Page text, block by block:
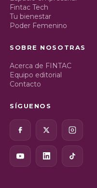
Fintac Tech
Tu bienestar
Poder Femenino
SOBRE NOSOTRAS
Acerca de FINTAC
Equipo editorial
Contacto
SÍGUENOS